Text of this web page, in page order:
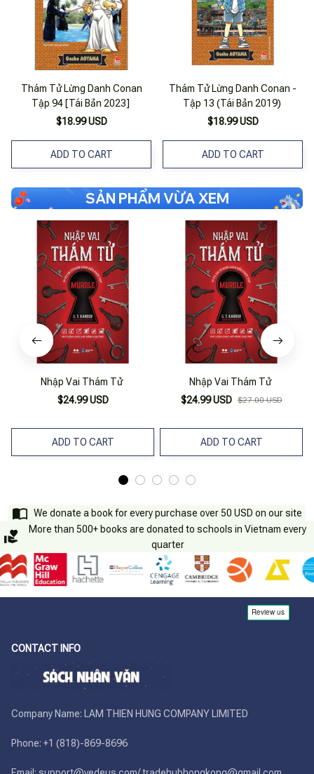
Thám Tử Lừng Danh Conan
Tập 94 [Tái Bản 2023]
$18.99 USD
ADD TO CART
Thám Tử Lừng Danh Conan -
Tập 13 (Tái Bản 2019)
$18.99 USD
ADD TO CART
SẢN PHẨM VỪA XEM
Nhập Vai Thám Tử
$24.99 USD
ADD TO CART
Nhập Vai Thám Tử
$24.99 USD $27.00 USD
ADD TO CART
We donate a book for every purchase over 50 USD on our site
More than 500+ books are donated to schools in Vietnam every
quarter
CONTACT INFO
Company Name: LAM THIEN HUNG COMPANY LIMITED
Phone: +1 (818)-869-8696